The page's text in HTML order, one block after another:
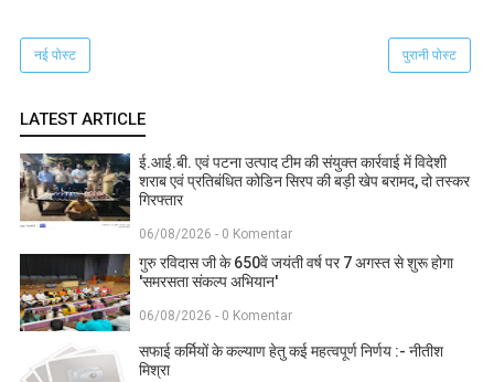
नई पोस्ट पुरानी पोस्ट
LATEST ARTICLE
ई.आई.बी. एवं पटना उत्पाद टीम की संयुक्त कार्रवाई में विदेशी
शराब एवं प्रतिबंधित कोडिन सिरप की बड़ी खेप बरामद, दो तस्कर
गिरफ्तार
06/08/2026 - 0 Komentar
गुरु रविदास जी के 650वें जयंती वर्ष पर 7 अगस्त से शुरू होगा
'समरसता संकल्प अभियान'
06/08/2026 - 0 Komentar
सफाई कर्मियों के कल्याण हेतु कई महत्वपूर्ण निर्णय :- नीतीश
मिश्रा